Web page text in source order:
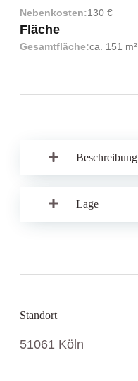
Nebenkosten:130 €
Fläche
Gesamtfläche:ca. 151 m²
Beschreibung
Lage
Standort
51061 Köln